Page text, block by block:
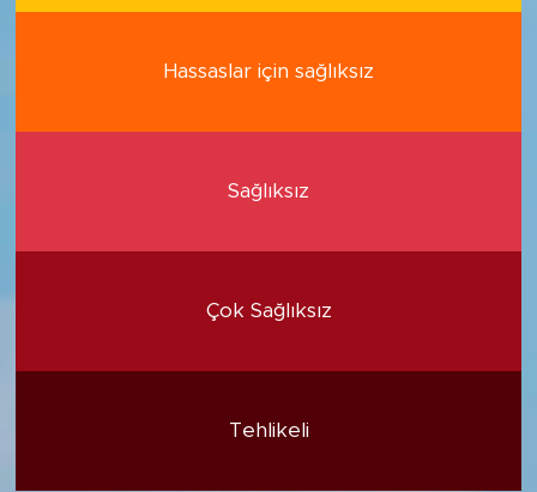
Hassaslar için sağlıksız
Sağlıksız
Çok Sağlıksız
Tehlikeli